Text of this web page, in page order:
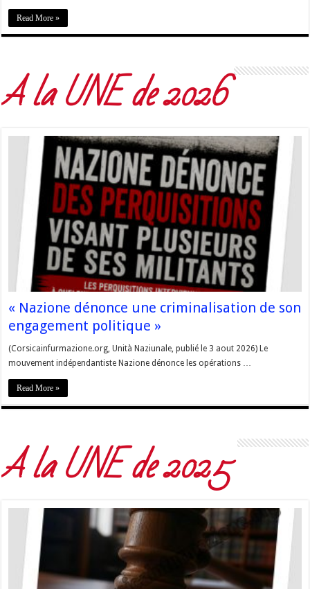
Read More »
A la UNE de 2026
« Nazione dénonce une criminalisation de son
engagement politique »
(Corsicainfurmazione.org, Unità Naziunale, publié le 3 aout 2026) Le
mouvement indépendantiste Nazione dénonce les opérations …
Read More »
A la UNE de 2025